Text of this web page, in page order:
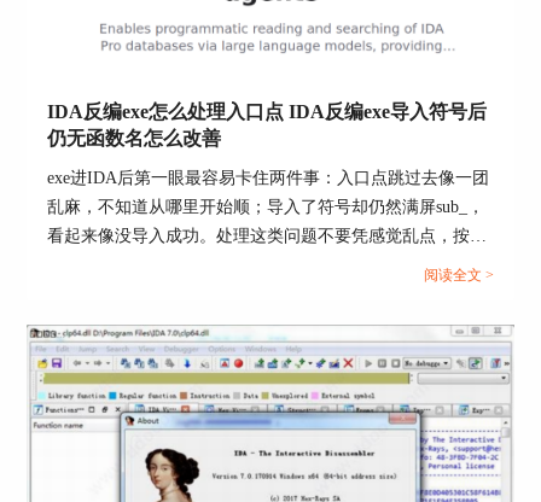
5、引入对照物做二次验证
键字、协议文档、寄存器手册、已知版本的同源二
进制；把同名字符串、错误码、导出API与关键常
量逐条对齐，确认你定位的函数与外部事实一致。
6、对库函数识别做抽样复核
当库识别结果直接影响结论时，不要完全依赖自动
识别，抽取若干被识别为memcpy、memcmp、
循环结构是否吻合，避免误识别把业务逻辑当成库
逻辑。
7、需要运行行为确认时再进入调试与追踪
在能够合法验证的环境下，选择【Debugger】切换
调试后端，设置关键断点并观察入参、返回值与分
支走向是否与静态推断一致；遇到壳与解密，优先
IDA反编exe怎么处理入口点 IDA反编exe导入符号后
仍无函数名怎么改善
exe进IDA后第一眼最容易卡住两件事：入口点跳过去像一团
乱麻，不知道从哪里开始顺；导入了符号却仍然满屏sub_，
看起来像没导入成功。处理这类问题不要凭感觉乱点，按固
定顺序把入口点与加载口径对齐，再把符号匹配、库函数识
性。...
阅读全文 >